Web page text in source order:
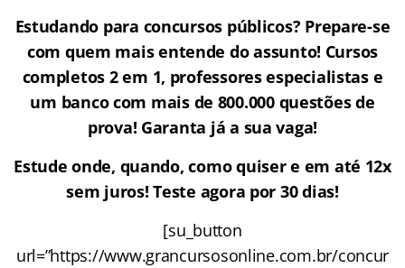
Estudando para concursos públicos? Prepare-se
com quem mais entende do assunto! Cursos
completos 2 em 1, professores especialistas e
um banco com mais de 800.000 questões de
prova! Garanta já a sua vaga!
Estude onde, quando, como quiser e em até 12x
sem juros! Teste agora por 30 dias!
[su_button
url=”https://www.grancursosonline.com.br/concur